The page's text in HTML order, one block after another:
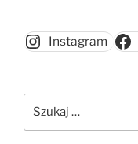
Instagram